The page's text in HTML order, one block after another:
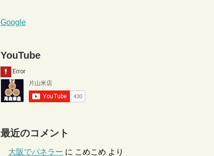
Google
YouTube
最近のコメント
大阪でパネラー に こめこめ より